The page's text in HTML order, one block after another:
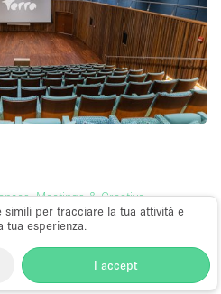
simili per tracciare la tua attività e
tua esperienza.
I accept
Meetings & Creative